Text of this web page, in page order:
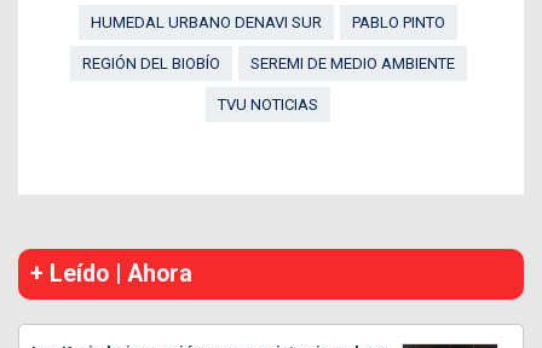
HUMEDAL URBANO DENAVI SUR
PABLO PINTO
REGIÓN DEL BIOBÍO SEREMI DE MEDIO AMBIENTE
TVU NOTICIAS
+ Leído | Ahora